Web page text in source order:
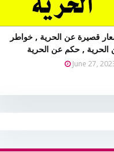
قصيرة عن الحرية , خواطر
الحرية , حكم عن الحرية
June 27,